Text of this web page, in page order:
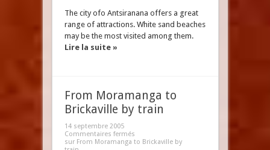
The city ofo Antsiranana offers a great
range of attractions. White sand beaches
may be the most visited among them.
Lire la suite »
From Moramanga to
Brickaville by train
14 septembre 2005
Commentaires fermés
sur From Moramanga to Brickaville by